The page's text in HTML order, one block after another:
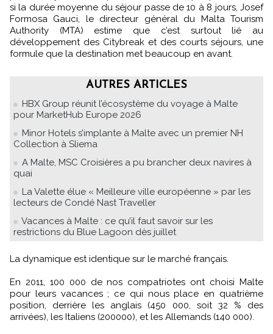
si la durée moyenne du séjour passe de 10 à 8 jours, Josef
Formosa Gauci, le directeur général du Malta Tourism
Authority (MTA) estime que c’est surtout lié au
développement des Citybreak et des courts séjours, une
formule que la destination met beaucoup en avant.
AUTRES ARTICLES
HBX Group réunit l’écosystème du voyage à Malte
pour MarketHub Europe 2026
Minor Hotels s’implante à Malte avec un premier NH
Collection à Sliema
A Malte, MSC Croisières a pu brancher deux navires à
quai
La Valette élue « Meilleure ville européenne » par les
lecteurs de Condé Nast Traveller
Vacances à Malte : ce qu’il faut savoir sur les
restrictions du Blue Lagoon dès juillet
La dynamique est identique sur le marché français.
En 2011, 100 000 de nos compatriotes ont choisi Malte
pour leurs vacances ; ce qui nous place en quatrième
position, derrière les anglais (450 000, soit 32 % des
arrivées), les Italiens (200000), et les Allemands (140 000).